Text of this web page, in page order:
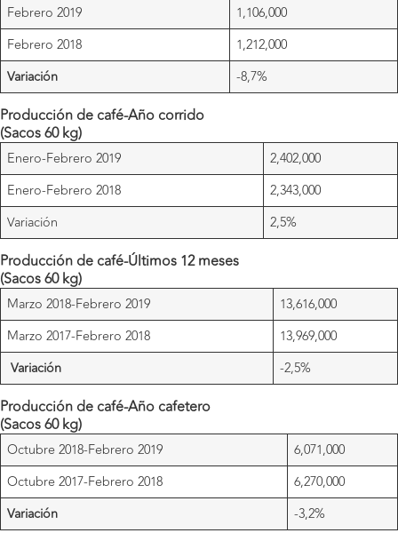
Febrero 2019
1,106,000
Febrero 2018
1,212,000
Variación
-8,7%
Producción de café-Año corrido
(Sacos 60 kg)
Enero-Febrero 2019
2,402,000
Enero-Febrero 2018
2,343,000
Variación
2,5%
Producción de café-Últimos 12 meses
(Sacos 60 kg)
Marzo 2018-Febrero 2019
13,616,000
Marzo 2017-Febrero 2018
13,969,000
Variación
-2,5%
Producción de café-Año cafetero
(Sacos 60 kg)
Octubre 2018-Febrero 2019
6,071,000
Octubre 2017-Febrero 2018
6,270,000
Variación
-3,2%